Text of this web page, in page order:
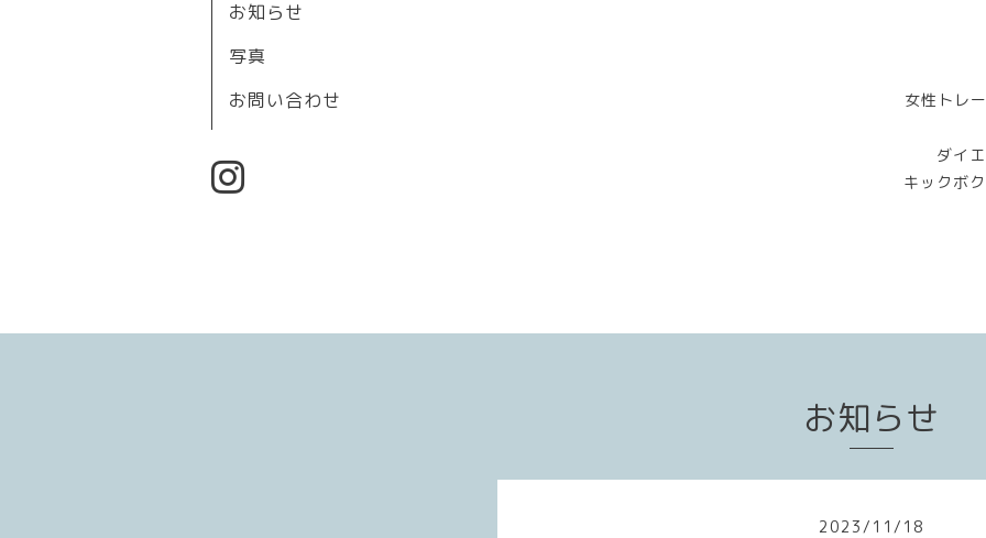
女性トレ
ダイ
キックボ
お知らせ
写真
お問い合わせ
お知らせ
2023/ 11 / 18